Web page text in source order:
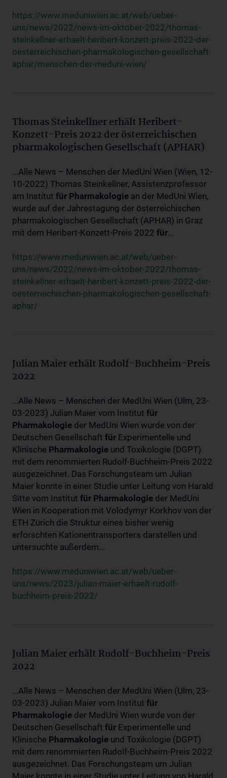
https://www.meduniwien.ac.at/web/ueber-
uns/news/2022/news-im-oktober-2022/thomas-
steinkellner-erhaelt-heribert-konzett-preis-2022-der-
oesterreichischen-pharmakologischen-gesellschaft-
aphar/menschen-der-meduni-wien/
Thomas Steinkellner erhält Heribert-
Konzett-Preis 2022 der österreichischen
pharmakologischen Gesellschaft (APHAR)
...Alle News – Menschen der MedUni Wien (Wien, 12-
10-2022) Thomas Steinkellner, Assistenzprofessor
am Institut für Pharmakologie an der MedUni Wien,
wurde auf der Jahrestagung der österreichischen
pharmakologischen Gesellschaft (APHAR) in Graz
mit dem Heribert-Konzett-Preis 2022 für...
https://www.meduniwien.ac.at/web/ueber-
uns/news/2022/news-im-oktober-2022/thomas-
steinkellner-erhaelt-heribert-konzett-preis-2022-der-
oesterreichischen-pharmakologischen-gesellschaft-
aphar/
Julian Maier erhält Rudolf-Buchheim-Preis
2022
...Alle News – Menschen der MedUni Wien (Ulm, 23-
03-2023) Julian Maier vom Institut für
Pharmakologie der MedUni Wien wurde von der
Deutschen Gesellschaft für Experimentelle und
Klinische Pharmakologie und Toxikologie (DGPT)
mit dem renommierten Rudolf-Buchheim-Preis 2022
ausgezeichnet. Das Forschungsteam um Julian
Maier konnte in einer Studie unter Leitung von Harald
Sitte vom Institut für Pharmakologie der MedUni
Wien in Kooperation mit Volodymyr Korkhov von der
ETH Zürich die Struktur eines bisher wenig
erforschten Kationentransporters darstellen und
untersuchte außerdem...
https://www.meduniwien.ac.at/web/ueber-
uns/news/2023/julian-maier-erhaelt-rudolf-
buchheim-preis-2022/
Julian Maier erhält Rudolf-Buchheim-Preis
2022
...Alle News – Menschen der MedUni Wien (Ulm, 23-
03-2023) Julian Maier vom Institut für
Pharmakologie der MedUni Wien wurde von der
Deutschen Gesellschaft für Experimentelle und
Klinische Pharmakologie und Toxikologie (DGPT)
mit dem renommierten Rudolf-Buchheim-Preis 2022
ausgezeichnet. Das Forschungsteam um Julian
Maier konnte in einer Studie unter Leitung von Harald